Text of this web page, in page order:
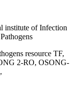
institute of Infection
resource TF,
2-RO, OSONG-